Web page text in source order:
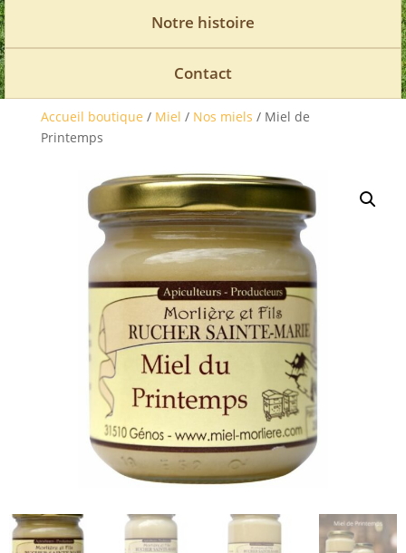
Notre histoire
Contact
Accueil boutique / Miel / Nos miels / Miel de
Printemps